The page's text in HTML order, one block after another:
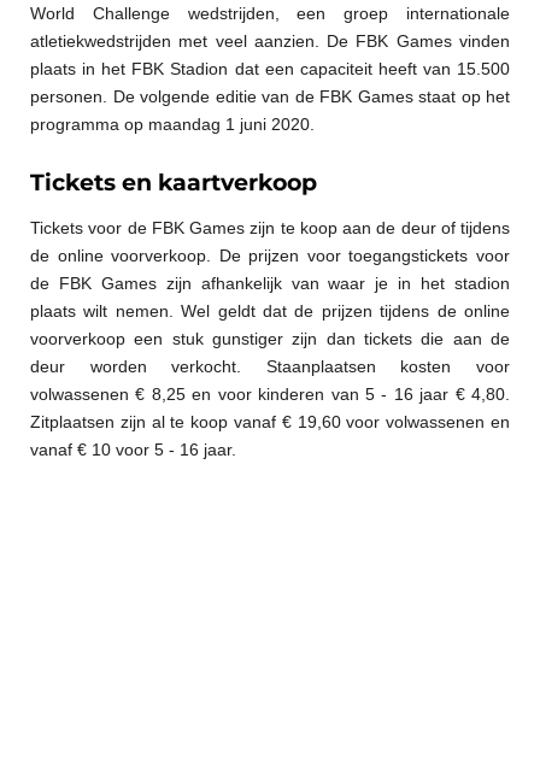
World Challenge wedstrijden, een groep internationale
atletiekwedstrijden met veel aanzien. De FBK Games vinden
plaats in het FBK Stadion dat een capaciteit heeft van 15.500
personen. De volgende editie van de FBK Games staat op het
programma op maandag 1 juni 2020.
Tickets en kaartverkoop
Tickets voor de FBK Games zijn te koop aan de deur of tijdens
de online voorverkoop. De prijzen voor toegangstickets voor
de FBK Games zijn afhankelijk van waar je in het stadion
plaats wilt nemen. Wel geldt dat de prijzen tijdens de online
voorverkoop een stuk gunstiger zijn dan tickets die aan de
deur worden verkocht. Staanplaatsen kosten voor
volwassenen € 8,25 en voor kinderen van 5 - 16 jaar € 4,80.
Zitplaatsen zijn al te koop vanaf € 19,60 voor volwassenen en
vanaf € 10 voor 5 - 16 jaar.